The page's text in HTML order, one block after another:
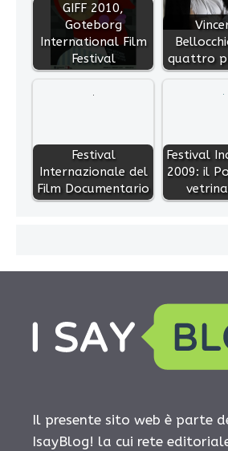
GIFF 2010,
Goteborg
International Film
Festival
quattro
Festival
Internazionale del
Film Documentario
Festival
2009: il
Il presente sito web è parte
IsayBlog! la cui rete